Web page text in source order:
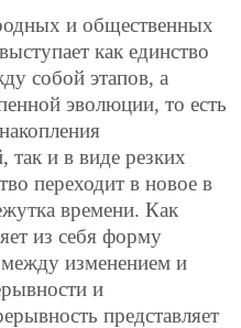
и общественных
как единство
собой этапов, а
эволюции, то есть
так и в виде резких
переходит в новое в
времени. Как
из себя форму
изменением и
и
представляет